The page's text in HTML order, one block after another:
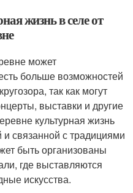
жизнь в селе от
может
больше возможностей
так как могут
выставки и другие
культурная жизнь
связанной с традициями
быть организованы
где выставляются
искусства.